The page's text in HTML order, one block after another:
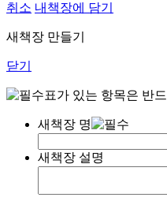
취소 내책장에 담기
새책장 만들기
닫기
표가 있는 항목은 반
새책장 명
새책장 설명